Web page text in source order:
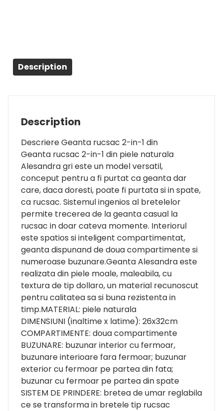
Description
Description
Descriere Geanta rucsac 2-in-1 din
Geanta rucsac 2-in-1 din piele naturala
Alesandra gri este un model versatil,
conceput pentru a fi purtat ca geanta dar
care, daca doresti, poate fi purtata si in spate,
ca rucsac. Sistemul ingenios al bretelelor
permite trecerea de la geanta casual la
rucsac in doar cateva momente. Interiorul
este spatios si inteligent compartimentat,
geanta dispunand de doua compartimente si
numeroase buzunare.Geanta Alesandra este
realizata din piele moale, maleabila, cu
textura de tip dollaro, un material recunoscut
pentru calitatea sa si buna rezistenta in
timp.MATERIAL: piele naturala
DIMENSIUNI (inaltime x latime): 26x32cm
COMPARTIMENTE: doua compartimente
BUZUNARE: buzunar interior cu fermoar,
buzunare interioare fara fermoar; buzunar
exterior cu fermoar pe partea din fata;
buzunar cu fermoar pe partea din spate
SISTEM DE PRINDERE: bretea de umar reglabila
ce se transforma in bretele tip rucsac